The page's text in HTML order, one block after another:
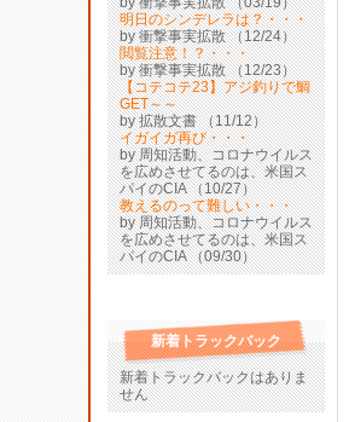
明日のシンデレラは？・・・
by 衝撃事実拡散 （12/24）
閲覧注意！？・・・
by 衝撃事実拡散 （12/23）
【コテコテ23】アジ釣りで鯛
GET～～
by 拡散文書 （11/12）
イガイガ再び・・・
by 周知活動、コロナウイルス
を広めさせてるのは、米国ス
パイのCIA （10/27）
教えるのって難しい・・・
by 周知活動、コロナウイルス
を広めさせてるのは、米国ス
パイのCIA （09/30）
新着トラックバック
新着トラックバックはありま
せん